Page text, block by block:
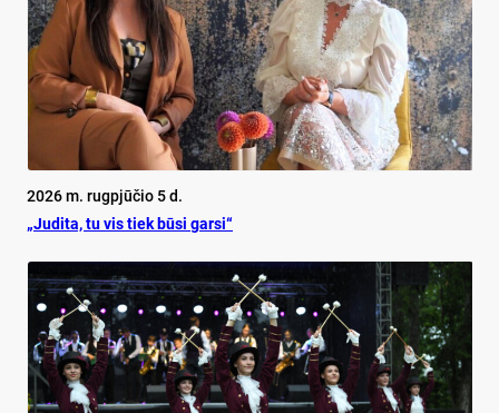
2026 m. rugpjūčio 5 d.
„Judita, tu vis tiek būsi garsi“